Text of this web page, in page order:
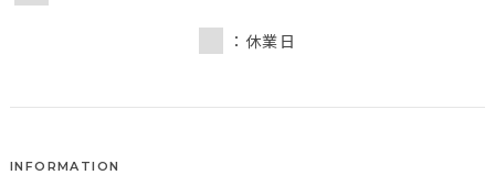
：休業日
INFORMATION